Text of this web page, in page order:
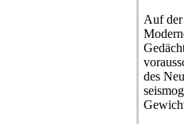
Auf der
des